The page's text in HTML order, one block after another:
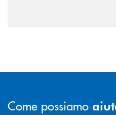
Come possiamo